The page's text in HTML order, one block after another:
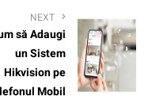
NEXT
să Adaugi
un Sistem
Hikvision pe
Mobil